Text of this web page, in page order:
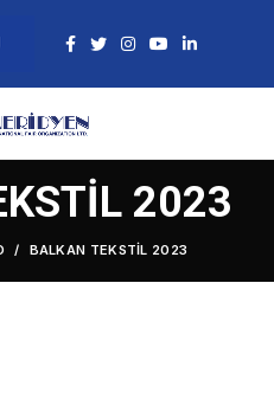
2023
BALKAN TEKSTİL 2023